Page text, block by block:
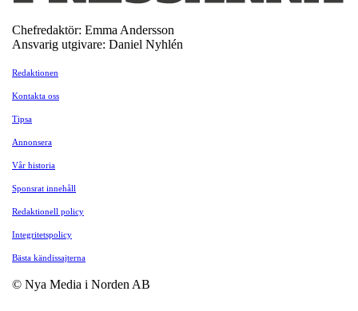
Chefredaktör: Emma Andersson
Ansvarig utgivare: Daniel Nyhlén
Redaktionen
Kontakta oss
Tipsa
Annonsera
Vår historia
Sponsrat innehåll
Redaktionell policy
Integritetspolicy
Bästa kändissajterna
© Nya Media i Norden AB